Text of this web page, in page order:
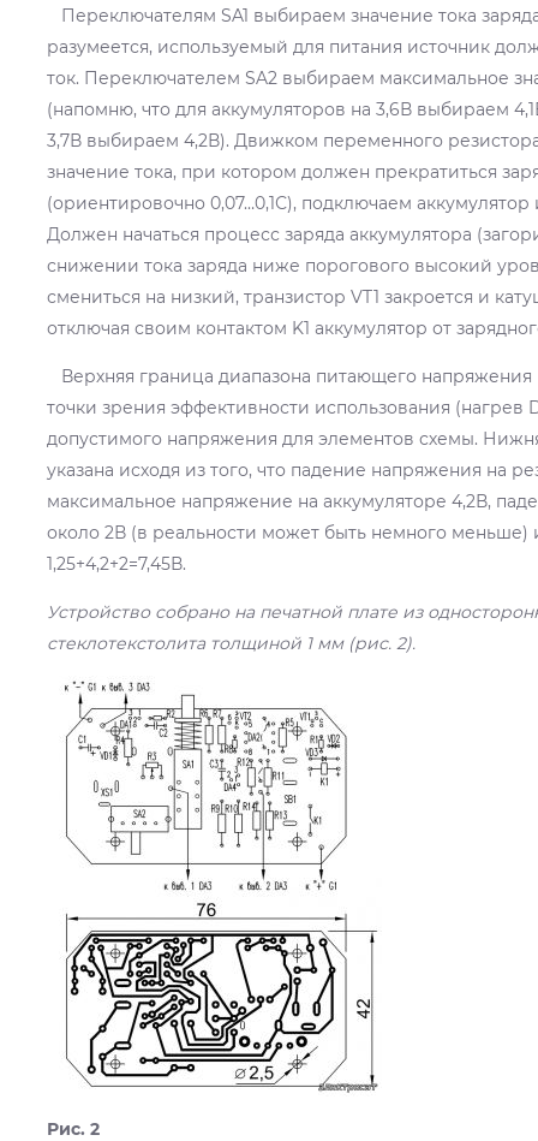
Переключателям SA1 выбираем значение тока
разумеется, используемый для питания источник
ток. Переключателем SA2 выбираем максимальное
(напомню, что для аккумуляторов на 3,6В выбираем
3,7В выбираем 4,2В). Движком переменного
значение тока, при котором должен прекратиться
(ориентировочно 0,07…0,1С), подключаем
Должен начаться процесс заряда аккумулятора
снижении тока заряда ниже порогового высокий
смениться на низкий, транзистор VT1 закроется и
отключая своим контактом K1 аккумулятор от
Верхняя граница диапазона питающего напряжения
точки зрения эффективности использования (нагрев
допустимого напряжения для элементов схемы.
указана исходя из того, что падение напряжения на
максимальное напряжение на аккумуляторе 4,2В,
около 2В (в реальности может быть немного меньше)
1,25+4,2+2=7,45В.
Устройство собрано на печатной плате из
стеклотекстолита толщиной 1 мм (рис. 2).
Рис. 2